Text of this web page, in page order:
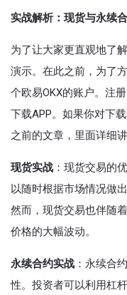
实战解析：现货与永续
为了让大家更直观地了
演示。在此之前，为了
个欧易OKX的账户。注
下载APP。如果你对下
之前的文章，里面详细
现货实战 ：现货交易的
以随时根据市场情况做
然而，现货交易也伴随
价格的大幅波动。
永续合约实战 ：永续合
性。投资者可以利用杠